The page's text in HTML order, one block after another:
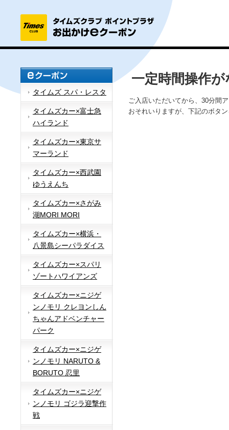
タイムズ スパ・レスタ
タイムズカー×富士急
ハイランド
タイムズカー×東京サ
マーランド
タイムズカー×西武園
ゆうえんち
タイムズカー×さがみ
湖MORI MORI
タイムズカー×横浜・
八景島シーパラダイス
タイムズカー×スパリ
ゾートハワイアンズ
タイムズカー×ニジゲ
ンノモリ クレヨンしん
ちゃんアドベンチャー
パーク
タイムズカー×ニジゲ
ンノモリ NARUTO &
BORUTO 忍里
タイムズカー×ニジゲ
ンノモリ ゴジラ迎撃作
戦
一定時間操作
ご入店いただいてから、30分間
おそれいりますが、下記のボタ